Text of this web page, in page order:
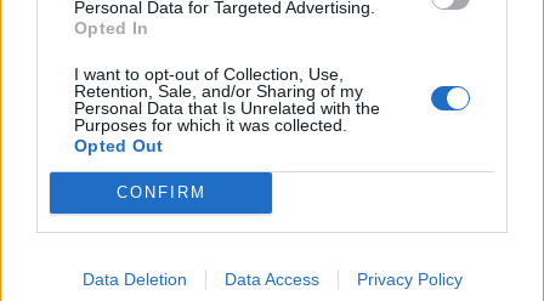
Personal Data for Targeted Advertising.
Opted In
I want to opt-out of Collection, Use,
Retention, Sale, and/or Sharing of my
Personal Data that Is Unrelated with the
Purposes for which it was collected.
Opted Out
CONFIRM
Data Deletion Data Access Privacy Policy
Regolamento per i fondi interprofessionali per la
formazione continua per la concessioni di aiuti di stato
Fonditalia
42.000 euro
2025-05-12
Bando per l’erogazione di contributi rivolti ai datori
di lavoro
Agenzia Piemonte Lavoro
12.000 euro